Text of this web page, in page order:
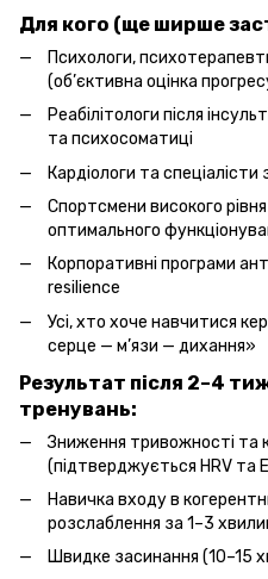
Для кого (ще ширше
Психологи,
(об’єктивна оцінка
Реабілітологи після
та психосоматиці
Кардіологи та
Спортсмени високого
оптимального
Корпоративні програми
resilience
Усі, хто хоче навчитися
серце — м’язи — дихання»
Результат після 2–4
тренувань:
Зниження тривожності та
(підтверджується HRV та
Навичка входу в
розслаблення за 1–3
Швидке засинання (10–15